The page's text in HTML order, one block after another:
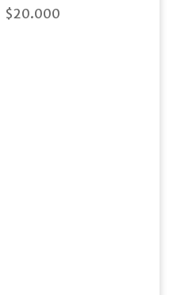
$20.000